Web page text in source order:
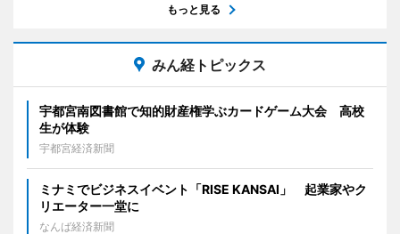
もっと見る
みん経トピックス
宇都宮南図書館で知的財産権学ぶカードゲーム大会 高校
生が体験
宇都宮経済新聞
ミナミでビジネスイベント「RISE KANSAI」 起業家やク
リエーター一堂に
なんば経済新聞